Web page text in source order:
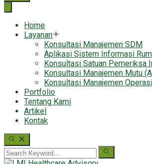
Home
Layanan
Konsultasi Manajemen SDM
Aplikasi Sistem Informasi
Konsultasi Satuan Pemeriksa
Konsultasi Manajemen Mutu
Konsultasi Manajemen
Portfolio
Tentang Kami
Artikel
Kontak